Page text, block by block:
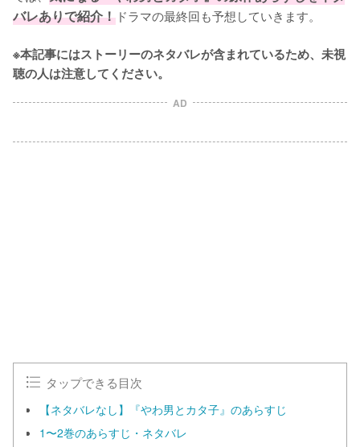
バレありで紹介！ ドラマの最終回も予想していきます。
※本記事にはストーリーのネタバレが含まれているため、未視
聴の人は注意してください。
AD
タップできる目次
【ネタバレなし】『やわ男とカタ子』のあらすじ
1〜2巻のあらすじ・ネタバレ